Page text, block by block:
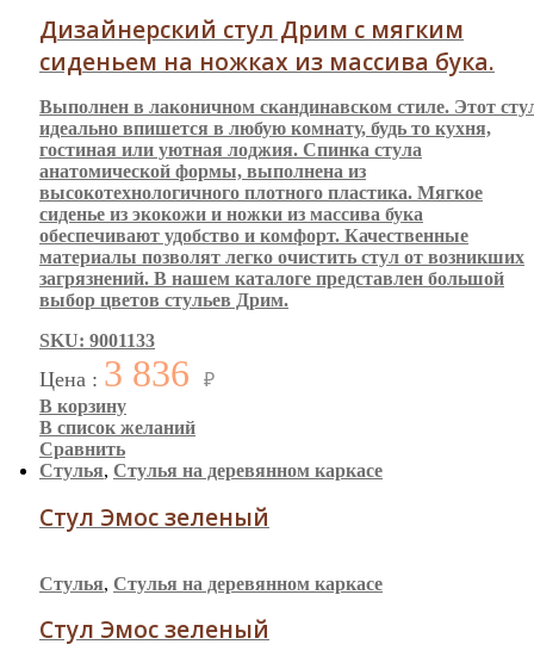
Дизайнерский стул Дрим с мягким
сиденьем на ножках из массива бука.
Выполнен в лаконичном скандинавском стиле. Этот
идеально впишется в любую комнату, будь то кухня,
гостиная или уютная лоджия. Спинка стула
анатомической формы, выполнена из
высокотехнологичного плотного пластика. Мягкое
сиденье из экокожи и ножки из массива бука
обеспечивают удобство и комфорт. Качественные
материалы позволят легко очистить стул от возникших
загрязнений. В нашем каталоге представлен большой
выбор цветов стульев Дрим.
SKU: 9001133
Цена : 3 836
₽
В корзину
В список желаний
Сравнить
Стулья, Стулья на деревянном каркасе
Стул Эмос зеленый
Стулья, Стулья на деревянном каркасе
Стул Эмос зеленый